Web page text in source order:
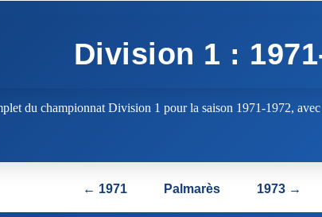
Division 1 :
du championnat Division 1 pour la saison 1971-1972,
← 1971 Palmarès 1973 →